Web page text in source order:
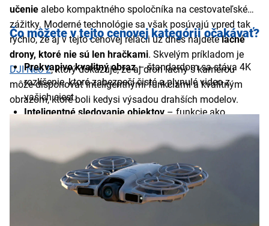
učenie alebo kompaktného spoločníka na cestovateľské
zážitky. Moderné technológie sa však posúvajú vpred tak
rýchlo, že aj v tejto cenovej relácii už dnes nájdetelacné
drony, ktoré nie sú len hračkami. Skvelým príkladom je
DJI Neo 2, ktorý dokazuje, že aj dron lacný s kamerou
môže disponovať inteligentnými funkciami a kvalitným
obrazom, ktoré boli kedysi výsadou drahších modelov.
Čo môžete v tejto cenovej kategórii očakávať?
Prekvapivo kvalitný obraz– štandardom sa stáva 4K
rozlíšenie, ktoré zabezpečí čisté a plynulé video z
vašich ciest.
Inteligentné sledovanie objektov– funkcie ako
auto, čo vám uvoľní ruky pri tvorbe obsahu.
Zvýšená bezpečnosť letu– vďaka moderným
infračerveným a LiDAR senzorom dokážu drony lacné s
kamerou v reálnom čase rozpoznávať prekážky a
predchádzať kolíziám.